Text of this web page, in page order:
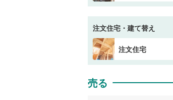
注文住宅・建て替え
注文住宅
売る